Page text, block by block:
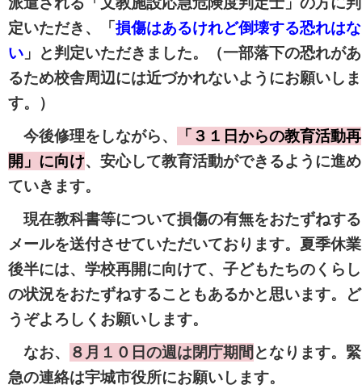
定いただき、「損傷はあるけれど倒壊する恐れはな
い 」と判定いただきました。（一部落下の恐れがあ
るため校舎周辺には近づかれないようにお願いしま
す。）
今後修理をしながら、
「３１日からの教育活動再
開」に向け、安心して教育活動ができるように進め
ていきます。
現在教科書等について損傷の有無をおたずねする
メールを送付させていただいております。夏季休業
後半には、学校再開に向けて、子どもたちのくらし
の状況をおたずねすることもあるかと思います。ど
うぞよろしくお願いします。
なお、
８月１０日の週は閉庁期間 となります。緊
急の連絡は宇城市役所にお願いします。